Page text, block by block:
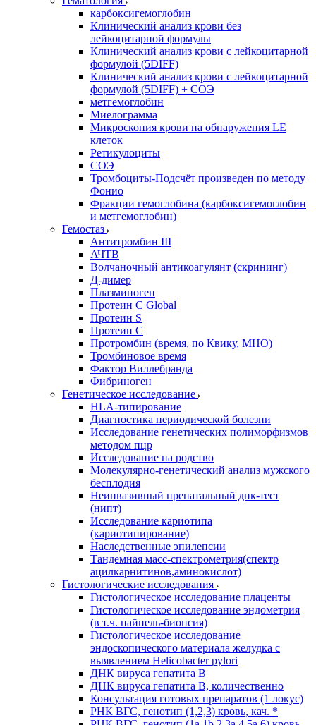
карбоксигемоглобин
Клинический анализ крови без
лейкоцитарной формулы
Клинический анализ крови с лейкоцитарной
формулой (5DIFF)
Клинический анализ крови с лейкоцитарной
формулой (5DIFF) + СОЭ
метгемоглобин
Миелограмма
Микроскопия крови на обнаружения LE
клеток
Ретикулоциты
СОЭ
Тромбоциты-Подсчёт произведен по методу
Фонио
Фракции гемоглобина (карбоксигемоглобин
и метгемоглобин)
Гемостаз
Антитромбин III
АЧТВ
Волчаночный антикоагулянт (скрининг)
Д-димер
Плазминоген
Протеин C Global
Протеин S
Протеин С
Протромбин (время, по Квику, МНО)
Тромбиновое время
Фактор Виллебранда
Фибриноген
Генетическое исследование
HLA-типирование
Диагностика периодической болезни
Исследование генетических полиморфизмов
методом пцр
Исследование на родство
Молекулярно-генетический анализ мужского
бесплодия
Неинвазивный пренатальный днк-тест
(нипт)
Исследование кариотипа
(кариотипирование)
Наследственные эпилепсии
Тандемная масс-спектрометрия(спектр
ацилкарнитинов,аминокислот)
Гистологические исследования
Гистологическое исследование плаценты
Гистологическое исследование эндометрия
(в т.ч. пайпель-биопсия)
Гистологическое исследование
эндоскопического материала желудка с
выявлением Helicobacter pylori
ДНК вируса гепатита B
ДНК вируса гепатита B, количественно
Консультация готовых препаратов (1 локус)
РНК ВГC, генотип (1,2,3) кровь, кач. *